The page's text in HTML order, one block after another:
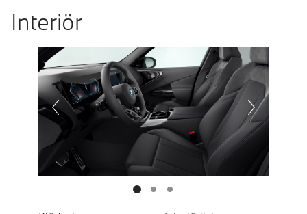
Interiör
Prevoius
Next